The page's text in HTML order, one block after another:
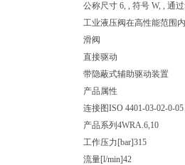
公称尺寸 6, , 符号 W, , 通
工业液压阀在高性能范围
滑阀
直接驱动
带隐蔽式辅助驱动装置
产品属性
连接图ISO 4401-03-02-0-05
产品系列 4WRA.6,10
工作压力[bar]315
流量[l/min]42